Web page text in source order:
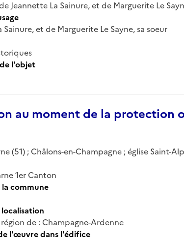
Jeannette La Sainure, et de Marguerite Le
Sainure, et de Marguerite Le Sayne, sa soeur
l'objet
au moment de la protection
(51) ; Châlons-en-Champagne ; église Saint-
1er Canton
la commune
de : Champagne-Ardenne
l'œuvre dans l'édifice